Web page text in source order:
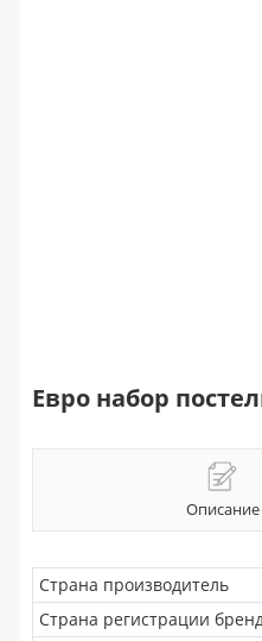
Евро набор
Описание
Страна производитель
Страна регистрации